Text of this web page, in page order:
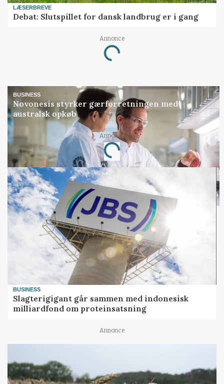
LÆSERBREVE
Debat: Slutspillet for dansk landbrug er i gang
Annonce
Loading...
BUSINESS
Novonesis styrker gærforretningen med
australsk opkøb
Annonce
Loading...
BUSINESS
Slagterigigant går sammen med indonesisk
milliardfond om proteinsatsning
Annonce